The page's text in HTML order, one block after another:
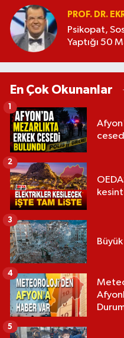
PROF. DR.
Psikopat,
Yaptığı 50
En Çok Okunanlar
1
2
3
4
5